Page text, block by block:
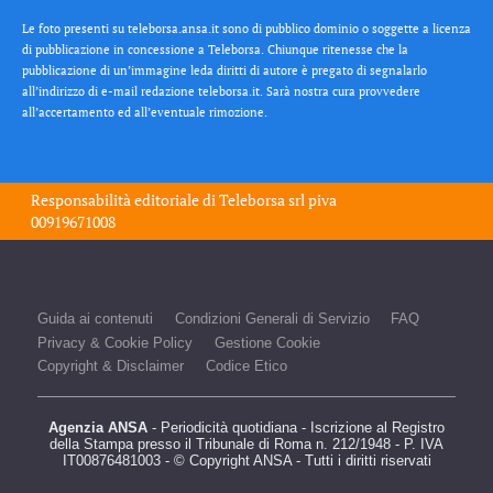
Le foto presenti su teleborsa.ansa.it sono di pubblico dominio o soggette a licenza
di pubblicazione in concessione a Teleborsa. Chiunque ritenesse che la
pubblicazione di un’immagine leda diritti di autore è pregato di segnalarlo
all’indirizzo di e-mail redazione teleborsa.it. Sarà nostra cura provvedere
all’accertamento ed all’eventuale rimozione.
Responsabilità editoriale diTeleborsa srlpiva
00919671008
Guida ai contenuti Condizioni Generali di Servizio
FAQ
Privacy & Cookie Policy
Gestione Cookie
Copyright & Disclaimer
Codice Etico
Agenzia ANSA - Periodicità quotidiana - Iscrizione al Registro
della Stampa presso il Tribunale di Roma n. 212/1948 - P. IVA
IT00876481003 - © Copyright ANSA - Tutti i diritti riservati